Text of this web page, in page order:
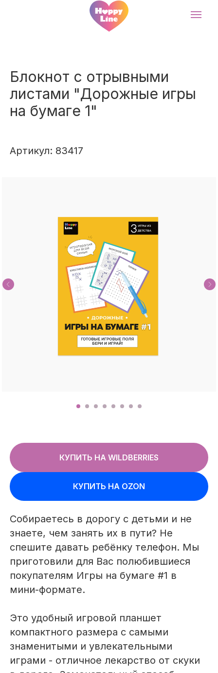
Блокнот с отрывными
листами "Дорожные игры
на бумаге 1"
Артикул: 83417
КУПИТЬ НА WILDBERRIES
КУПИТЬ НА OZON
Собираетесь в дорогу с детьми и не
знаете, чем занять их в пути? Не
спешите давать ребёнку телефон. Мы
приготовили для Вас полюбившиеся
покупателям Игры на бумаге #1 в
мини-формате.
Это удобный игровой планшет
компактного размера с самыми
знаменитыми и увлекательными
играми - отличное лекарство от скуки